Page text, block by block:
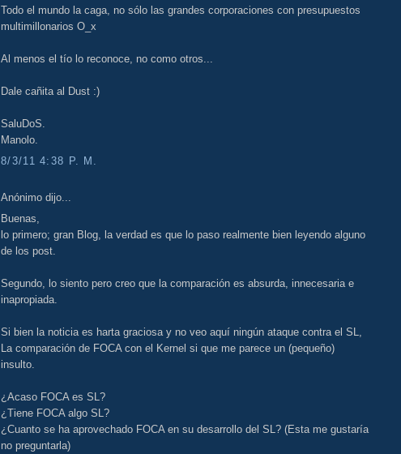
Todo el mundo la caga, no sólo las grandes corporaciones con presupuestos
multimillonarios O_x
Al menos el tío lo reconoce, no como otros...
Dale cañita al Dust :)
SaluDoS.
Manolo.
8/3/11 4:38 P. M.
Anónimo dijo...
Buenas,
lo primero; gran Blog, la verdad es que lo paso realmente bien leyendo alguno
de los post.
Segundo, lo siento pero creo que la comparación es absurda, innecesaria e
inapropiada.
Si bien la noticia es harta graciosa y no veo aquí ningún ataque contra el SL,
La comparación de FOCA con el Kernel si que me parece un (pequeño)
insulto.
¿Acaso FOCA es SL?
¿Tiene FOCA algo SL?
¿Cuanto se ha aprovechado FOCA en su desarrollo del SL? (Esta me gustaría
no preguntarla)